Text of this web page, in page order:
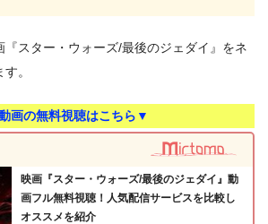
『スター・ウォーズ/最後のジェダイ』をネ
。
画の無料視聴はこちら▼
映画『スター・ウォーズ/最後のジェダイ』動
画フル無料視聴！人気配信サービスを比較し
オススメを紹介